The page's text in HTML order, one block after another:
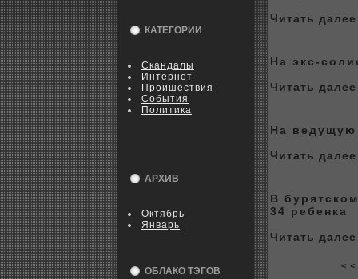
КАТЕГОРИИ
Скандалы
Интернет
Пpoишествия
События
Политика
АРХИВ
Октябрь
Январь
ОБЛАКО ТЭГОВ
Читать
На экс-
Читать
На ведущую
Читать
В
34 ребенка
Читать
<